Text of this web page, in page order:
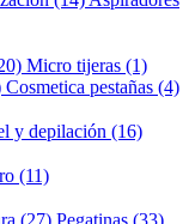
Micro tijeras (1)
Cosmetica pestañas (4)
y depilación (16)
(11)
(27) Pegatinas (33)